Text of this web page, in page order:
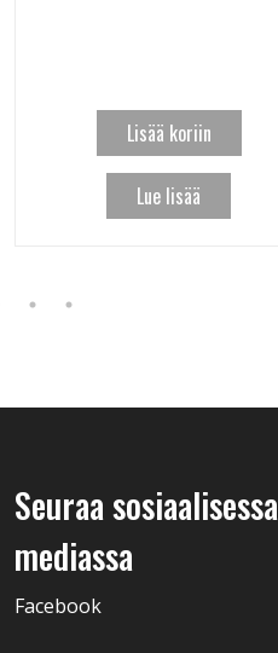
Lisää koriin
Lue lisää
Seuraa sosiaalisessa
mediassa
Facebook